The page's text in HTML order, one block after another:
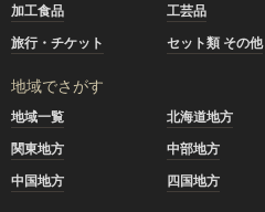
加工食品
工芸品
旅行・チケット
セット類 その他
地域でさがす
地域一覧 北海道地方
関東地方
中部地方
中国地方
四国地方